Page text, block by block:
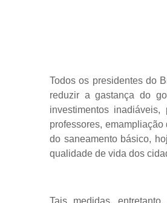
Todos os presidentes do
reduzir a gastança do
investimentos
professores,
do saneamento básico,
qualidade de vida dos
Tais medidas,